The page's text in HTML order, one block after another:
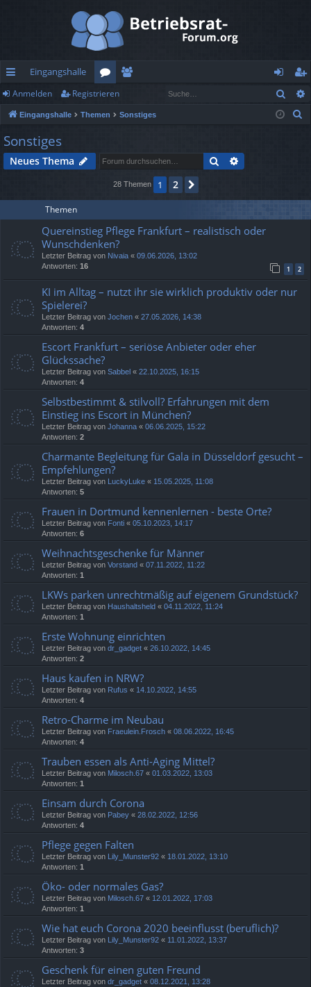
ch
ne
llz
ug
Eingangshalle
or
en
lie
r
n
m
eg
ist
Anmelden Registrieren
Eingangshalle Themen Sonstiges
Sonstiges
Neues Thema Suche
28 Themen 1 2
Themen
Quereinstieg Pflege Frankfurt – realistisch oder
Wunschdenken?
Letzter Beitrag von Nivaia « 09.06.2026, 13:02
Antworten: 16 1 2
KI im Alltag – nutzt ihr sie wirklich produktiv oder nur
Spielerei?
Letzter Beitrag von Jochen « 27.05.2026, 14:38
Antworten: 4
Escort Frankfurt – seriöse Anbieter oder eher
Glückssache?
Letzter Beitrag von Sabbel « 22.10.2025, 16:15
Antworten: 4
Selbstbestimmt & stilvoll? Erfahrungen mit dem
Einstieg ins Escort in München?
Letzter Beitrag von Johanna « 06.06.2025, 15:22
Antworten: 2
Charmante Begleitung für Gala in Düsseldorf gesucht –
Empfehlungen?
Letzter Beitrag von LuckyLuke « 15.05.2025, 11:08
Antworten: 5
Frauen in Dortmund kennenlernen - beste Orte?
Letzter Beitrag von Fonti « 05.10.2023, 14:17
Antworten: 6
Weihnachtsgeschenke für Männer
Letzter Beitrag von Vorstand « 07.11.2022, 11:22
Antworten: 1
LKWs parken unrechtmäßig auf eigenem Grundstück?
Letzter Beitrag von Haushaltsheld « 04.11.2022, 11:24
Antworten: 1
Erste Wohnung einrichten
Letzter Beitrag von dr_gadget « 26.10.2022, 14:45
Antworten: 2
Haus kaufen in NRW?
Letzter Beitrag von Rufus « 14.10.2022, 14:55
Antworten: 4
Retro-Charme im Neubau
Letzter Beitrag von Fraeulein.Frosch « 08.06.2022, 16:45
Antworten: 4
Trauben essen als Anti-Aging Mittel?
Letzter Beitrag von Milosch.67 « 01.03.2022, 13:03
Antworten: 1
Einsam durch Corona
Letzter Beitrag von Pabey « 28.02.2022, 12:56
Antworten: 4
Pflege gegen Falten
Letzter Beitrag von Lily_Munster92 « 18.01.2022, 13:10
Antworten: 1
Öko- oder normales Gas?
Letzter Beitrag von Milosch.67 « 12.01.2022, 17:03
Antworten: 1
Wie hat euch Corona 2020 beeinflusst (beruflich)?
Letzter Beitrag von Lily_Munster92 « 11.01.2022, 13:37
Antworten: 3
Geschenk für einen guten Freund
Letzter Beitrag von dr_gadget « 08.12.2021, 13:28